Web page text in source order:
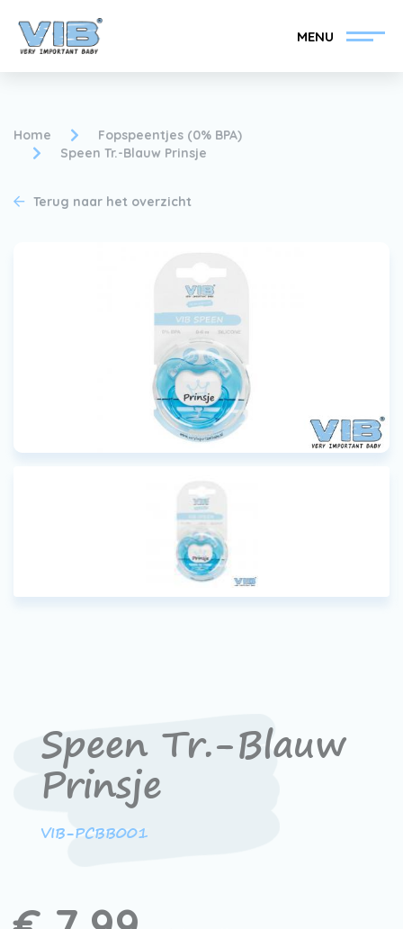
MENU
VIB®-Dealer worden
Vind uw VIB®-Dealer
VIB®-Dealer worden
Home
Fopspeentjes (0% BPA)
Speen Tr.-Blauw Prinsje
Terug naar het overzicht
Speen Tr.-Blauw
Prinsje
VIB-PCBB001